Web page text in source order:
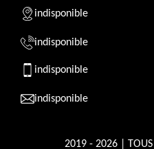
indisponible
indisponible
indisponible
indisponible
2019 - 2026 | TOUS